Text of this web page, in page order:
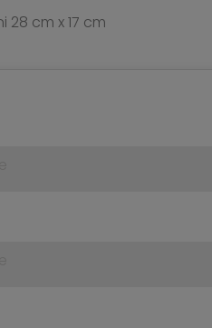
28 cm x 17 cm